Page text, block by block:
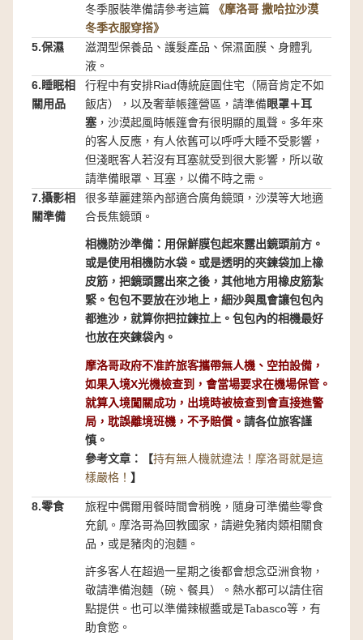
冬季服裝準備請參考這篇
《摩洛哥 撒哈拉沙漠
冬季衣服穿搭》
5.保濕
滋潤型保養品、護髮產品、保濕面膜、身體乳
液。
6.睡眠相
關用品
行程中有安排Riad傳統庭園住宅（隔音肯定不如
飯店），以及奢華帳篷營區，請準備眼罩＋耳
塞 ，沙漠起風時帳篷會有很明顯的風聲。多年來
的客人反應，有人依舊可以呼呼大睡不受影響，
但淺眠客人若沒有耳塞就受到很大影響，所以敬
請準備眼罩、耳塞，以備不時之需。
7.攝影相
關準備
很多華麗建築內部適合廣角鏡頭，沙漠等大地適
合長焦鏡頭。
相機防沙準備：用保鮮膜包起來露出鏡頭前方。
或是使用相機防水袋。或是透明的夾鍊袋加上橡
皮筋，把鏡頭露出來之後，其他地方用橡皮筋紮
緊。包包不要放在沙地上，細沙與風會讓包包內
都進沙，就算你把拉鍊拉上。包包內的相機最好
也放在夾鍊袋內。
摩洛哥政府不准許旅客攜帶無人機、空拍設備，
如果入境X光機檢查到，會當場要求在機場保管。
就算入境闖關成功，出境時被檢查到會直接進警
局，耽誤離境班機，不予賠償。 請各位旅客謹
慎。
參考文章：【持有無人機就違法！摩洛哥就是這
樣嚴格！ 】
8.零食
旅程中偶爾用餐時間會稍晚，隨身可準備些零食
充飢。摩洛哥為回教國家，請避免豬肉類相關食
品，或是豬肉的泡麵。
許多客人在超過一星期之後都會想念亞洲食物，
敬請準備泡麵（碗、餐具）。熱水都可以請住宿
點提供。也可以準備辣椒醬或是Tabasco等，有
助食慾。